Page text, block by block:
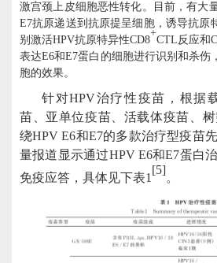
激宫颈上皮细胞恶性转化。目前，有大
E7抗原递送到抗原提呈细胞，诱导抗原
别激活HPV抗原特异性CD8
+
CTL反应和
表达E6和E7蛋白的细胞进行识别和杀伤
胞的效果。
针对HPV治疗性疫苗，根据
苗、亚单位疫苗、活载体疫苗、
绕HPV E6和E7的多款治疗型疫苗
量报道显示通过HPV E6和E7蛋白
免疫应答，具体见下表1
[5]
。